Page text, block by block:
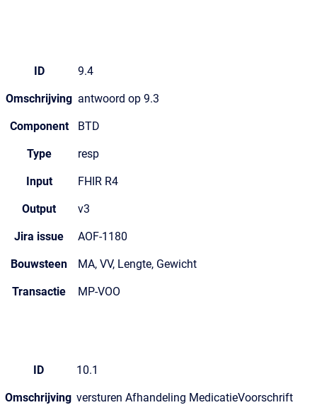
ID 9.4
Omschrijving antwoord op 9.3
Component BTD
Type resp
Input FHIR R4
Output v3
Jira issue AOF-1180
Bouwsteen MA, VV, Lengte, Gewicht
Transactie MP-VOO
ID 10.1
Omschrijving versturen Afhandeling MedicatieVoorschrift